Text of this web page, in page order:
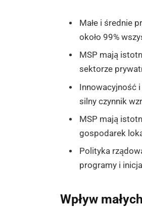
Małe i średnie
około 99%
MSP mają
sektorze
Innowacyjność
silny czynnik
MSP mają
gospodarek
Polityka
programy i
Wpływ